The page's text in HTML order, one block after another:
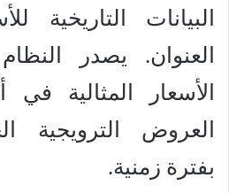
البيانات التاريخية
العنوان. يصدر
الأسعار المثالية
العروض الترويجية
بفترة زمنية.